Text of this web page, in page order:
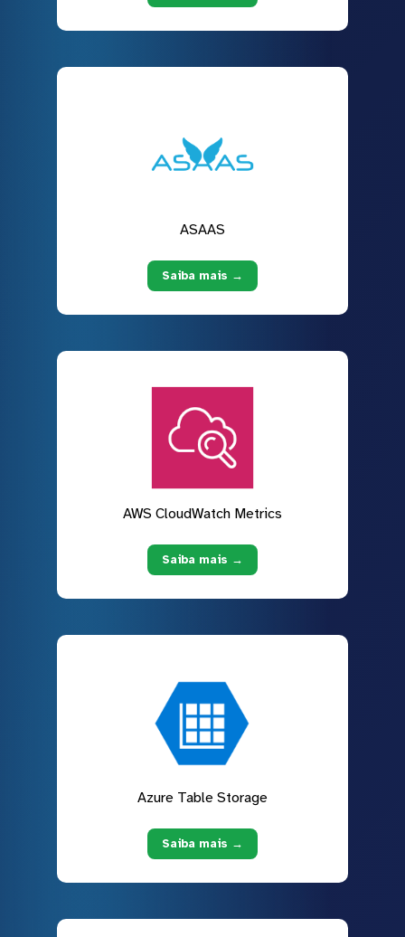
ASAAS
Saiba mais →
AWS CloudWatch Metrics
Saiba mais →
Azure Table Storage
Saiba mais →